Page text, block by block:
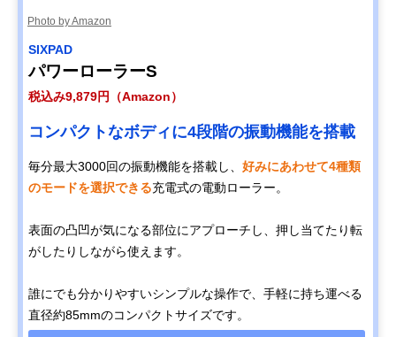
Photo by Amazon
SIXPAD
パワーローラーS
税込み9,879円（Amazon）
コンパクトなボディに4段階の振動機能を搭載
毎分最大3000回の振動機能を搭載し、 好みにあわせて4種類
のモードを選択できる充電式の電動ローラー。
表面の凸凹が気になる部位にアプローチし、押し当てたり転
がしたりしながら使えます。
誰にでも分かりやすいシンプルな操作で、手軽に持ち運べる
直径約85mmのコンパクトサイズです。